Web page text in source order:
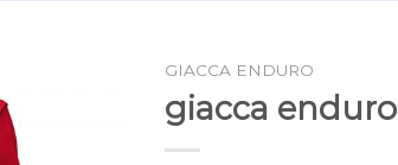
GIACCA ENDURO
giacca enduro